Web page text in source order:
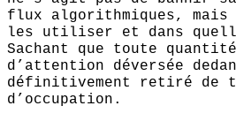
flux algorithmiques, mais
les utiliser et dans
Sachant que toute
d’attention déversée
définitivement retiré de
d’occupation.